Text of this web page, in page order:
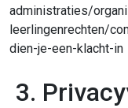
administraties/
leerlingenrechten/
dien-je-een-klacht-in
3.